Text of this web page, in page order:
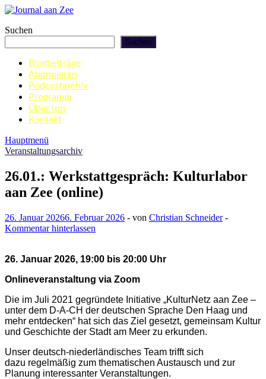
Zum
springen
Journal aan Zee
Suchen
Suchen
Blogbeiträge
Abonnieren
Podcastarchiv
Programm
Über uns
Kontakt
Hauptmenü
Veranstaltungsarchiv
26.01.: Werkstattgespräch: Kulturlabor
aan Zee (online)
26. Januar 20266. Februar 2026 - von Christian Schneider-
Kommentar hinterlassen
26. Januar 2026, 19:00 bis 20:00 Uhr
Onlineveranstaltung via Zoom
Die im Juli 2021 gegründete Initiative „KulturNetz aan Zee –
unter dem D-A-CH der deutschen Sprache Den Haag und
mehr entdecken“ hat sich das Ziel gesetzt, gemeinsam Kultur
und Geschichte der Stadt am Meer zu erkunden.
Unser deutsch-niederländisches Team trifft sich
dazu regelmäßig zum thematischen Austausch und zur
Planung interessanter Veranstaltungen.